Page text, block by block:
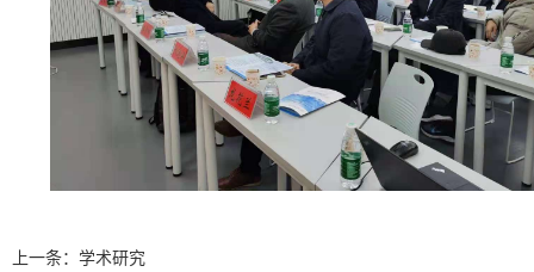
上一条： 学术研究